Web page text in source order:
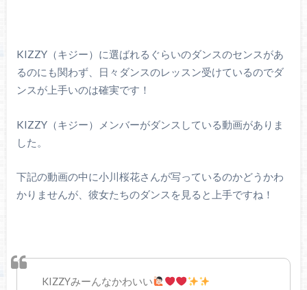
KIZZY（キジー）に選ばれるぐらいのダンスのセンスがあ
るのにも関わず、日々ダンスのレッスン受けているのでダ
ンスが上手いのは確実です！
KIZZY（キジー）メンバーがダンスしている動画がありま
した。
下記の動画の中に小川桜花さんが写っているのかどうかわ
かりませんが、彼女たちのダンスを見ると上手ですね！
KIZZYみーんなかわいい